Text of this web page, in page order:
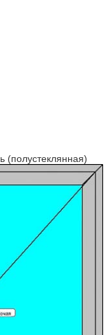
(полустеклянная)